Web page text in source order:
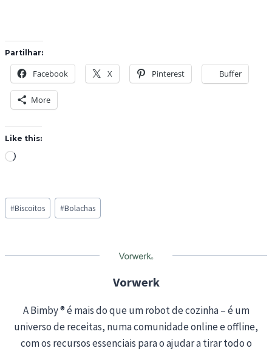
Partilhar:
Facebook X Pinterest Buffer
More
Like this:
L
d
i
g
Post
Tags:
#Biscoitos #Bolachas
Vorwerk
A Bimby ® é mais do que um robot de cozinha – é um
universo de receitas, numa comunidade online e offline,
com os recursos essenciais para o ajudar a tirar todo o